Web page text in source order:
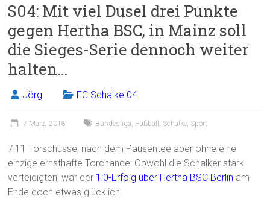
S04: Mit viel Dusel drei Punkte
gegen Hertha BSC, in Mainz soll
die Sieges-Serie dennoch weiter
halten…
Jörg FC Schalke 04
7 März, 2018 Bundesliga, Fußball , Schalke, Sport
7:11 Torschüsse, nach dem Pausentee aber ohne eine
einzige ernsthafte Torchance: Obwohl die Schalker stark
verteidigten, war der 1:0-Erfolg über Hertha BSC Berlin am
Ende doch etwas glücklich.